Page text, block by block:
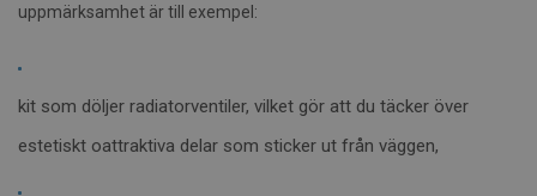
uppmärksamhet är till exempel:
kit som döljer radiatorventiler, vilket gör att du täcker över
estetiskt oattraktiva delar som sticker ut från väggen,